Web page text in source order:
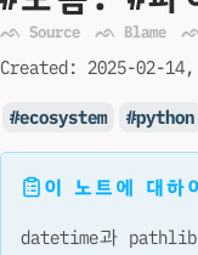
ᨒ Source ᨒ Blame ᨒ
Created: 2025-02-14
ecosystem python
이 노트에 대하
datetime과